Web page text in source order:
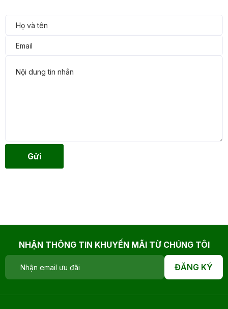
Gửi
NHẬN THÔNG TIN KHUYẾN MÃI TỪ CHÚNG TÔI
ĐĂNG KÝ